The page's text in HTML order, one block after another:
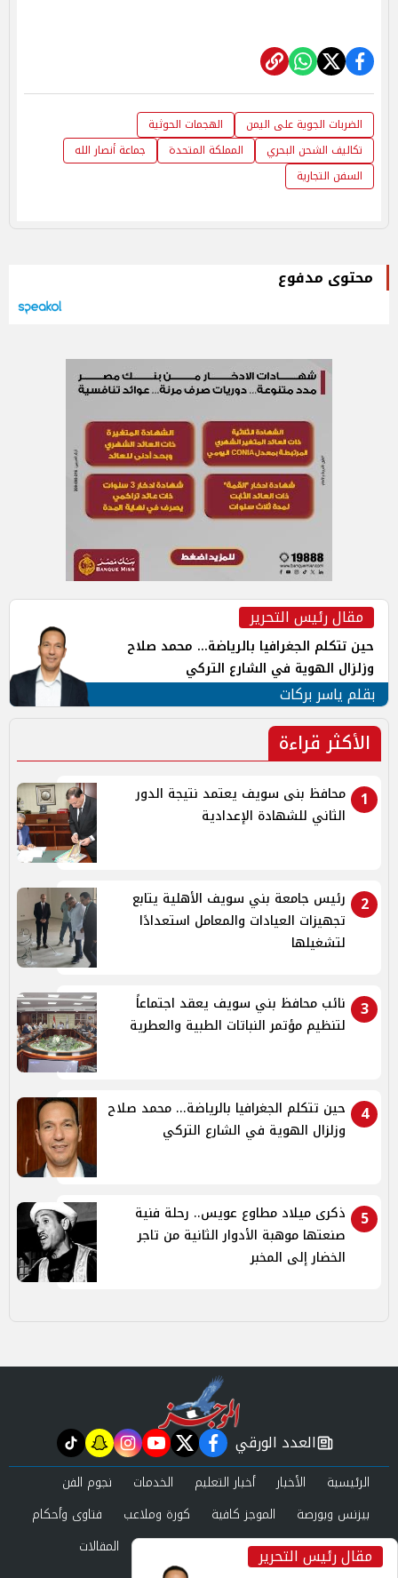
الضربات الجوية على اليمن
الهجمات الحوثية
تكاليف الشحن البحري
المملكة المتحدة
جماعة أنصار الله
السفن التجارية
محتوى مدفوع
مقال رئيس التحرير
حين تتكلم الجغرافيا بالرياضة... محمد صلاح
وزلزال الهوية في الشارع التركي
بقلم ياسر بركات
الأكثر قراءة
1
محافظ بنى سويف يعتمد نتيجة الدور
الثاني للشهادة الإعدادية
2
رئيس جامعة بني سويف الأهلية يتابع
تجهيزات العيادات والمعامل استعدادًا
لتشغيلها
3
نائب محافظ بني سويف يعقد اجتماعاً
لتنظيم مؤتمر النباتات الطبية والعطرية
4
حين تتكلم الجغرافيا بالرياضة... محمد صلاح
وزلزال الهوية في الشارع التركي
5
ذكرى ميلاد مطاوع عويس.. رحلة فنية
صنعتها موهبة الأدوار الثانية من تاجر
الخضار إلى المخبر
مقال رئيس التحرير
newspaper
العدد الورقي facebook
twitter
youtube
instagram
snapchat
tiktok
الرئيسية الأخبار أخبار التعليم الخدمات
نجوم الفن
بيزنس وبورصة
الموجز كافية كورة وملاعب
فتاوى وأحكام
صحة وجمال
عرب وعالم حوادث ومحاكم
المقالات